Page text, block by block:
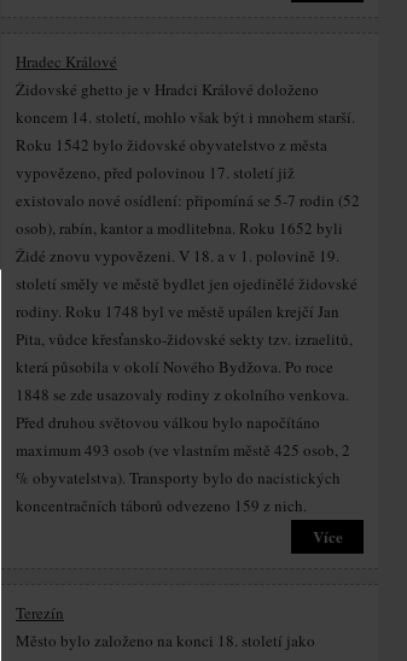
Hradec Králové
Židovské ghetto je v Hradci Králové doloženo
koncem 14. století, mohlo však být i mnohem starší.
Roku 1542 bylo židovské obyvatelstvo z města
vypovězeno, před polovinou 17. století již
existovalo nové osídlení: připomíná se 5-7 rodin (52
osob), rabín, kantor a modlitebna. Roku 1652 byli
Židé znovu vypovězeni. V 18. a v 1. polovině 19.
století směly ve městě bydlet jen ojedinělé židovské
rodiny. Roku 1748 byl ve městě upálen krejčí Jan
Pita, vůdce křesťansko-židovské sekty tzv. izraelitů,
která působila v okolí Nového Bydžova. Po roce
1848 se zde usazovaly rodiny z okolního venkova.
Před druhou světovou válkou bylo napočítáno
maximum 493 osob (ve vlastním městě 425 osob, 2
% obyvatelstva). Transporty bylo do nacistických
koncentračních táborů odvezeno 159 z nich.
Více
Terezín
Město bylo založeno na konci 18. století jako